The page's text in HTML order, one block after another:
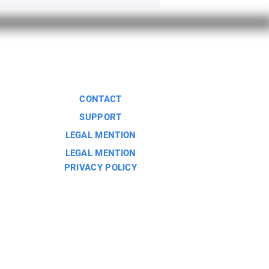
CONTACT
SUPPORT
LEGAL MENTION
LEGAL MENTION
PRIVACY POLICY